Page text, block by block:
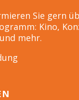
Sie gern
Kino,
mehr.